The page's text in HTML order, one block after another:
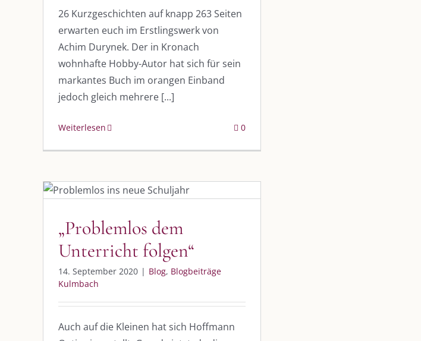
26 Kurzgeschichten auf knapp 263 Seiten
erwarten euch im Erstlingswerk von
Achim Durynek. Der in Kronach
wohnhafte Hobby-Autor hat sich für sein
markantes Buch im orangen Einband
jedoch gleich mehrere [...]
Weiterlesen 0
folgen“
„Problemlos dem
Unterricht folgen“
14. September 2020 | Blog, Blogbeiträge
Kulmbach
Auch auf die Kleinen hat sich Hoffmann
DIE KULMBLOGGERA
Kulmbloggera
Podcast
Kooperationen AUS DEM BLOG